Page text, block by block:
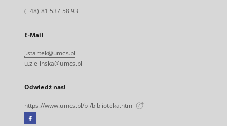
(+48) 81 537 58 93
E-Mail
j.startek@umcs.pl
u.zielinska@umcs.pl
Odwiedź nas!
https://www.umcs.pl/pl/biblioteka.htm
Facebook